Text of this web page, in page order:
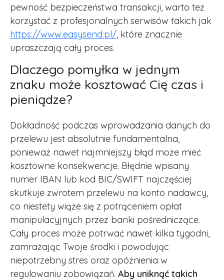
pewność bezpieczeństwa transakcji, warto też
korzystać z profesjonalnych serwisów takich jak
https://www.easysend.pl/, które znacznie
upraszczają cały proces.
Dlaczego pomyłka w jednym
znaku może kosztować Cię czas i
pieniądze?
Dokładność podczas wprowadzania danych do
przelewu jest absolutnie fundamentalna,
ponieważ nawet najmniejszy błąd może mieć
kosztowne konsekwencje. Błędnie wpisany
numer IBAN lub kod BIC/SWIFT najczęściej
skutkuje zwrotem przelewu na konto nadawcy,
co niestety wiąże się z potrąceniem opłat
manipulacyjnych przez banki pośredniczące.
Cały proces może potrwać nawet kilka tygodni,
zamrażając Twoje środki i powodując
niepotrzebny stres oraz opóźnienia w
regulowaniu zobowiązań. Aby uniknąć takich